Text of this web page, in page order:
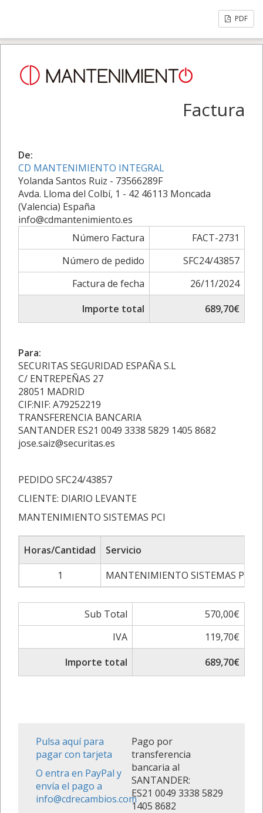
PDF
Factura
De:
CD MANTENIMIENTO INTEGRAL
Yolanda Santos Ruiz - 73566289F
Avda. Lloma del Colbí, 1 - 42 46113 Moncada
(Valencia) España
info@cdmantenimiento.es
Número Factura
FACT-2731
Número de pedido
SFC24/43857
Factura de fecha
26/11/2024
Importe total
689,70€
Para:
SECURITAS SEGURIDAD ESPAÑA S.L
C/ ENTREPEÑAS 27
28051 MADRID
CIF:NIF: A79252219
TRANSFERENCIA BANCARIA
SANTANDER ES21 0049 3338 5829 1405 8682
jose.saiz@securitas.es
PEDIDO SFC24/43857
CLIENTE: DIARIO LEVANTE
MANTENIMIENTO SISTEMAS PCI
Horas/Cantidad
Servicio
1
MANTENIMIENTO SISTEMAS PCI
Sub Total
570,00€
IVA
119,70€
Importe total
689,70€
Pulsa aquí para
pagar con tarjeta
O entra en PayPal y
envía el pago a
info@cdrecambios.com
Pago por
transferencia
bancaria al
SANTANDER:
ES21 0049 3338 5829
1405 8682